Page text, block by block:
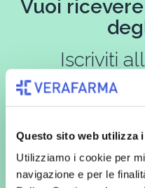
Questo sito web utilizza
Utilizziamo i cookie per
navigazione e per le
Vuoi
Iscriviti
In qualità di interessato,
redatta ai sensi del Regolamento
espressamente al trattamento
commerciali da parte di
marketing (con modalità